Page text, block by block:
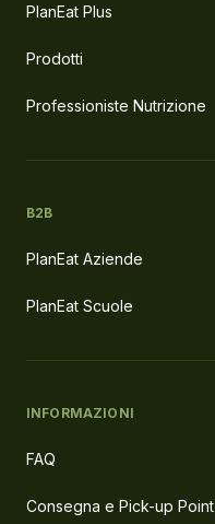
PlanEat Plus
Prodotti
Professioniste Nutrizione
B2B
PlanEat Aziende
PlanEat Scuole
INFORMAZIONI
FAQ
Consegna e Pick-up Point